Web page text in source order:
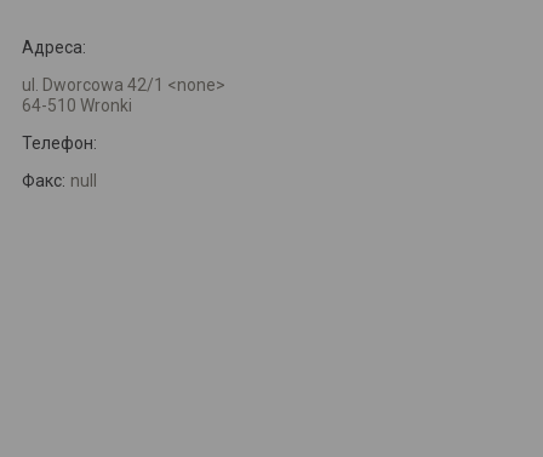
Адреса:
ul. Dworcowa 42/1 <none>
64-510 Wronki
Телефон:
Факс: null